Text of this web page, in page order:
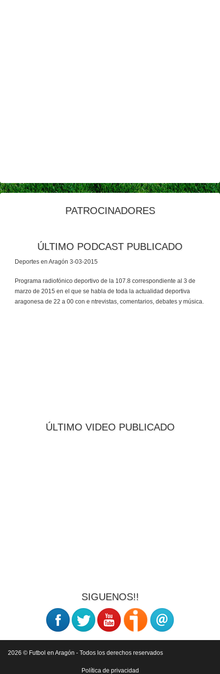
PATROCINADORES
ÚLTIMO PODCAST PUBLICADO
Deportes en Aragón 3-03-2015
Programa radiofónico deportivo de la 107.8 correspondiente al 3 de
marzo de 2015 en el que se habla de toda la actualidad deportiva
aragonesa de 22 a 00 con e ntrevistas, comentarios, debates y música.
ÚLTIMO VIDEO PUBLICADO
SIGUENOS!!
2026 © Futbol en Aragón - Todos los derechos reservados
Política de privacidad